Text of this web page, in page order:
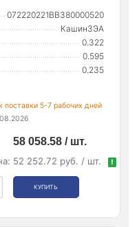
072220221ВВ380000520
КашинЗЭА
0.322
0.595
0.235
поставки 5-7 рабочих дней
58 058.58 / шт.
52 252.72 руб. / шт. !
КУПИТЬ